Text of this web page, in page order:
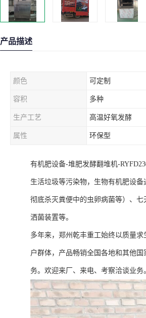
产品描述
颜色 可定制
容积 多种
生产工艺 高温好氧发酵
属性 环保型
有机肥设备-堆肥发酵翻堆机-
生活垃圾等污染物，生物有机肥设
彻底杀灭粪便中的虫卵病菌等）、
洒菌装置等。
多年来，郑州乾丰重工始终以质量
户群体，产品畅销全国各地和其他
务。欢迎来厂、来电、考察洽谈业务